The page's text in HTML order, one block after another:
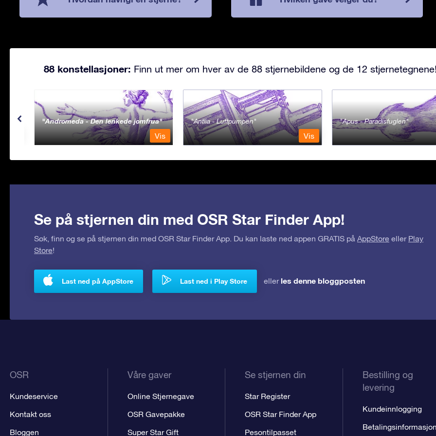
88 konstellasjoner: Finn ut mer om hver av de 88 stjernebildene og de 12 stjernetegnene!
Andromeda - Den lenkede jomfrua
Vis
Antlia - Luftpumpen
Vis
Apus - Paradisfuglen
Se på stjernen din med OSR Star Finder App!
Søk, finn og se på stjernen din med OSR Star Finder App. Du kan laste ned appen GRATIS på AppStore eller Play
Store!
Last ned på AppStore Last ned i Play Store eller les denne bloggposten
OSR
Kundeservice
Kontakt oss
Bloggen
Våre gaver
Online Stjernegave
OSR Gavepakke
Super Star Gift
Se stjernen din
Star Register
OSR Star Finder App
Pesontilpasset
Bestilling og
levering
Kundeinnlogging
Betalingsinformasjon